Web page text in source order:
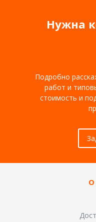
Нужна
Подробно
работ и
стоимость и
О